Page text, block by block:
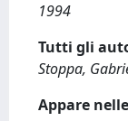
1994
Tutti gli
Stoppa,
Appare